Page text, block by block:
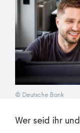
© Deutsche Bank
Wer seid ihr